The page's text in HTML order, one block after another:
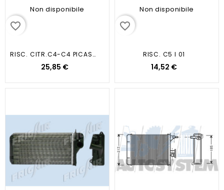
Non disponibile
favorite_border
RISC. CITR.C4-C4 PICASSO -...
25,85 €
Non disponibile
favorite_border
RISC. C5 I 01
14,52 €